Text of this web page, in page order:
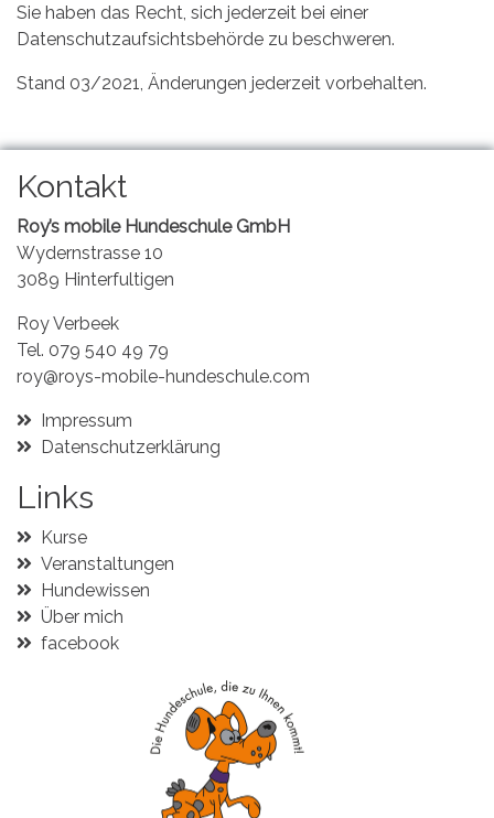
Sie haben das Recht, sich jederzeit bei einer
Datenschutzaufsichtsbehörde zu beschweren.
Stand 03/2021, Änderungen jederzeit vorbehalten.
Kontakt
Roy’s mobile Hundeschule GmbH
Wydernstrasse 10
3089 Hinterfultigen
Roy Verbeek
Tel. 079 540 49 79
roy@roys-mobile-hundeschule.com
Impressum
Datenschutzerklärung
Links
Kurse
Veranstaltungen
Hundewissen
Über mich
facebook